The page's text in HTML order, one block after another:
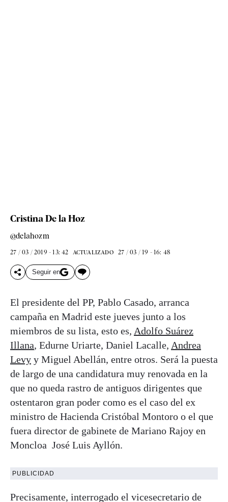
Cristina De la Hoz
@delahozm
27 / 03 / 2019 - 13: 42 ACTUALIZADO 27 / 03 / 19 - 16: 48
Seguir en
El presidente del PP, Pablo Casado, arranca
campaña en Madrid este jueves junto a los
miembros de su lista, esto es, Adolfo Suárez
Illana, Edurne Uriarte, Daniel Lacalle, Andrea
Levy y Miguel Abellán, entre otros. Será la puesta
de largo de una candidatura muy renovada en la
que no queda rastro de antiguos dirigentes que
ostentaron gran poder como es el caso del ex
ministro de Hacienda Cristóbal Montoro o el que
fuera director de gabinete de Mariano Rajoy en
Moncloa José Luis Ayllón.
PUBLICIDAD
Precisamente, interrogado el vicesecretario de